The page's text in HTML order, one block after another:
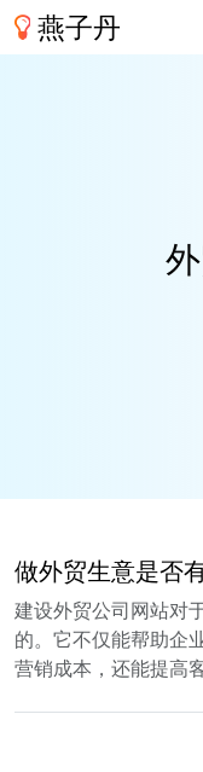
燕子丹
做外贸生意是否
建设外贸公司网站对
的。它不仅能帮助企
营销成本，还能提高